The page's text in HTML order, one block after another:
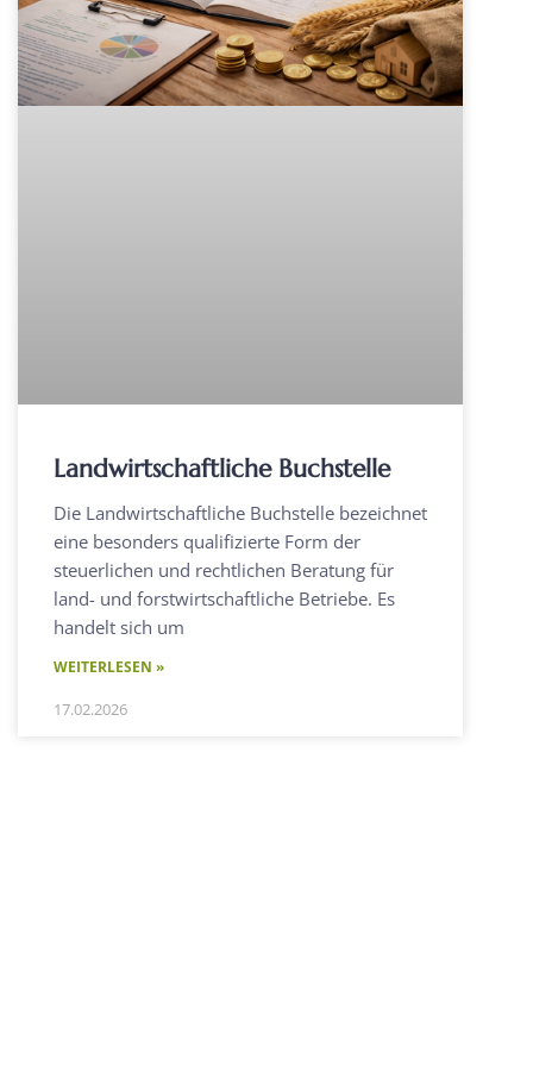
Landwirtschaftliche Buchstelle
Die Landwirtschaftliche Buchstelle bezeichnet
eine besonders qualifizierte Form der
steuerlichen und rechtlichen Beratung für
land- und forstwirtschaftliche Betriebe. Es
handelt sich um
WEITERLESEN »
17.02.2026